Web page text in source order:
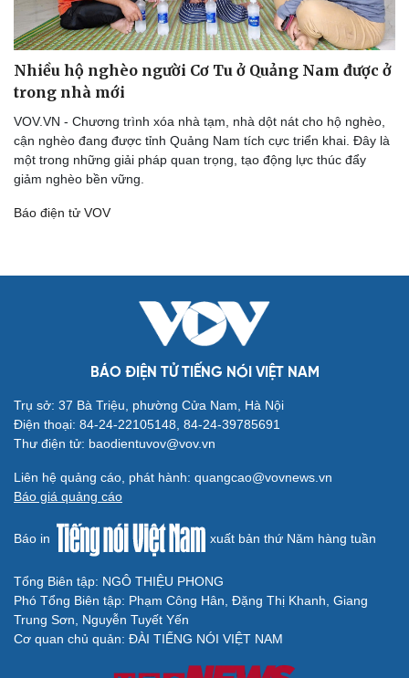
Cải chính
Nhiều hộ nghèo người Cơ Tu ở Quảng Nam được ở
trong nhà mới
VOV.VN - Chương trình xóa nhà tạm, nhà dột nát cho hộ nghèo,
cận nghèo đang được tỉnh Quảng Nam tích cực triển khai. Đây là
một trong những giải pháp quan trọng, tạo động lực thúc đẩy
giảm nghèo bền vững.
Báo điện tử VOV
BÁO ĐIỆN TỬ TIẾNG NÓI VIỆT NAM
Trụ sở: 37 Bà Triệu, phường Cửa Nam, Hà Nội
Điện thoại: 84-24-22105148, 84-24-39785691
Thư điện tử: baodientuvov@vov.vn
Liên hệ quảng cáo, phát hành: quangcao@vovnews.vn
Báo giá quảng cáo
Báo in xuất bản thứ Năm hàng tuần
Tổng Biên tập: NGÔ THIỆU PHONG
Phó Tổng Biên tập: Phạm Công Hân, Đặng Thị Khanh, Giang
Trung Sơn, Nguyễn Tuyết Yến
Cơ quan chủ quản: ĐÀI TIẾNG NÓI VIỆT NAM